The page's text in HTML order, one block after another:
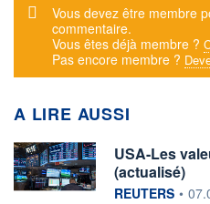
Message d'alerte
Vous devez être membre
commentaire.
Vous êtes déjà membre ?
Pas encore membre ?
A LIRE AUSSI
USA-Les
(actualisé)
information
REUTERS •